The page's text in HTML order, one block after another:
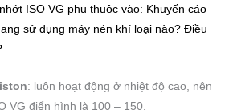
ISO VG phụ thuộc vào: Khuyến cáo
sử dụng máy nén khí loại nào? Điều
: luôn hoạt động ở nhiệt độ cao, nên
VG điển hình là 100 – 150.